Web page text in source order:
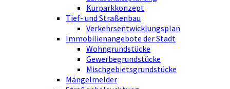
Kurparkkonzept
Tief- und Straßenbau
Verkehrsentwicklungsplan
Immobilienangebote der Stadt
Wohngrundstücke
Gewerbegrundstücke
Mischgebietsgrundstücke
Mängelmelder